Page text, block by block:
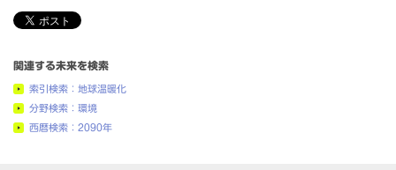
関連する未来を検索
索引検索：地球温暖化
分野検索：環境
西暦検索：2090年